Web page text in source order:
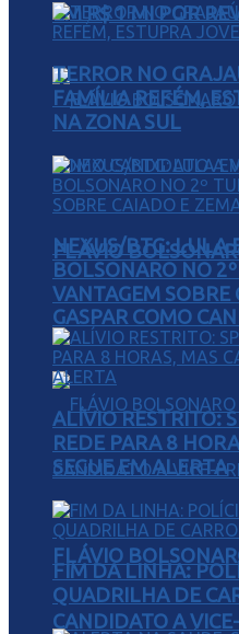
EM R$ 1 MI POR
FLÁVIO
GASPAR COMO
FLÁVIO
CANDIDATO A
TERROR NO
FAMÍLIA REFÉM,
NA ZONA SUL
NEXUS/BTG: LULA
BOLSONARO NO
VANTAGEM SOBRE
ALÍVIO RESTRITO:
REDE PARA 8
SEGUE EM ALERTA
FIM DA LINHA:
QUADRILHA DE